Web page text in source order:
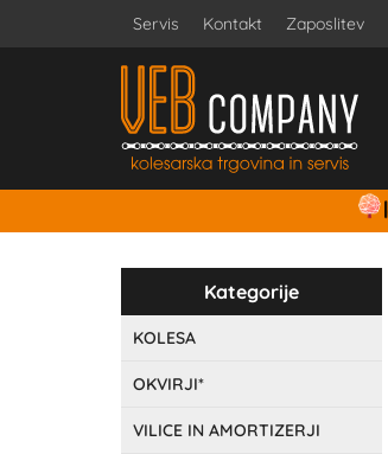
Servis Kontakt Zaposlitev
Kategorije
KOLESA
OKVIRJI*
VILICE IN AMORTIZERJI